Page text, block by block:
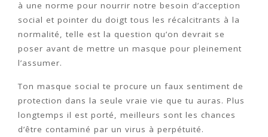
à une norme pour nourrir notre besoin d’acception
social et pointer du doigt tous les récalcitrants à la
normalité, telle est la question qu’on devrait se
poser avant de mettre un masque pour pleinement
l’assumer.
Ton masque social te procure un faux sentiment de
protection dans la seule vraie vie que tu auras. Plus
longtemps il est porté, meilleurs sont les chances
d’être contaminé par un virus à perpétuité.